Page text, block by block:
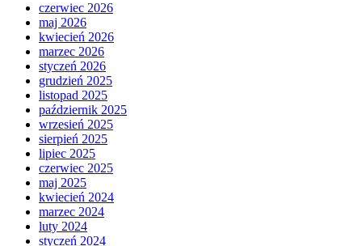
czerwiec 2026
maj 2026
kwiecień 2026
marzec 2026
styczeń 2026
grudzień 2025
listopad 2025
październik 2025
wrzesień 2025
sierpień 2025
lipiec 2025
czerwiec 2025
maj 2025
kwiecień 2024
marzec 2024
luty 2024
styczeń 2024